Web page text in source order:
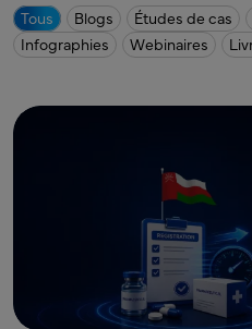
Tous Blogs Études de cas
Infographies
Webinaires
Obligations de
post-approbation de la
Malaisie : Les détails
d'enregistrement de
trompent